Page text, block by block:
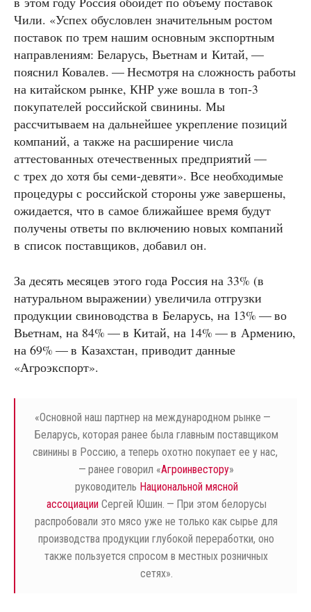
Чили. «Успех обусловлен значительным ростом
поставок по трем нашим основным экспортным
направлениям: Беларусь, Вьетнам и Китай, —
пояснил Ковалев. — Несмотря на сложность работы
на китайском рынке, КНР уже вошла в топ‑3
покупателей российской свинины. Мы
рассчитываем на дальнейшее укрепление позиций
компаний, а также на расширение числа
аттестованных отечественных предприятий —
с трех до хотя бы семи-девяти». Все необходимые
процедуры с российской стороны уже завершены,
ожидается, что в самое ближайшее время будут
получены ответы по включению новых компаний
в список поставщиков, добавил он.
За десять месяцев этого года Россия на 33% (в
натуральном выражении) увеличила отгрузки
продукции свиноводства в Беларусь, на 13% — во
Вьетнам, на 84% — в Китай, на 14% — в Армению,
на 69% — в Казахстан, приводит данные
«Агроэкспорт».
«Основной наш партнер на международном рынке —
Беларусь, которая ранее была главным поставщиком
свинины в Россию, а теперь охотно покупает ее у нас,
— ранее говорил «Агроинвестору»
руководитель Национальной мясной
ассоциацииСергей Юшин. — При этом белорусы
распробовали это мясо уже не только как сырье для
производства продукции глубокой переработки, оно
также пользуется спросом в местных розничных
сетях».